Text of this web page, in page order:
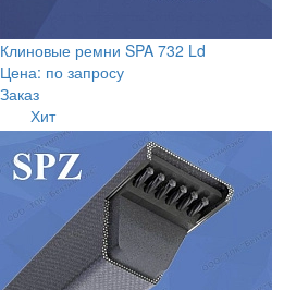
Клиновые ремни SPA 732 Ld
Цена: по запросу
Заказ
Хит